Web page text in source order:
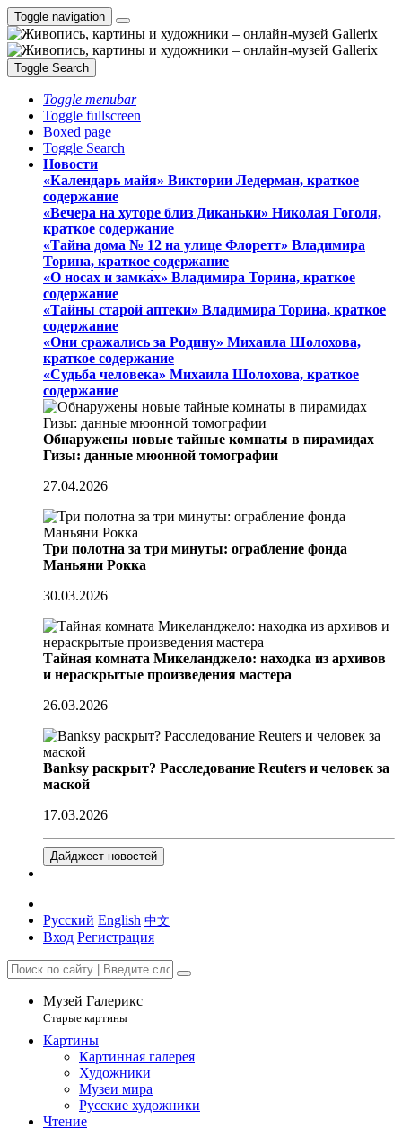
Toggle navigation
Toggle Search
Toggle menubar
Toggle fullscreen
Boxed page
Toggle Search
Новости
«Календарь майя» Виктории Ледерман, краткое
содержание
«Вечера на хуторе близ Диканьки» Николая Гоголя,
краткое содержание
«Тайна дома № 12 на улице Флоретт» Владимира
Торина, краткое содержание
«О носах и замка́х» Владимира Торина, краткое
содержание
«Тайны старой аптеки» Владимира Торина, краткое
содержание
«Они сражались за Родину» Михаила Шолохова,
краткое содержание
«Судьба человека» Михаила Шолохова, краткое
содержание
Обнаружены новые тайные комнаты в пирамидах
Гизы: данные мюонной томографии
27.04.2026
Три полотна за три минуты: ограбление фонда
Маньяни Рокка
30.03.2026
Тайная комната Микеланджело: находка из архивов
и нераскрытые произведения мастера
26.03.2026
Banksy раскрыт? Расследование Reuters и человек за
маской
17.03.2026
Дайджест новостей
Русский English 中文
Вход Регистрация
Музей Галерикс
Старые картины
Картины
Картинная галерея
Художники
Музеи мира
Русские художники
Чтение